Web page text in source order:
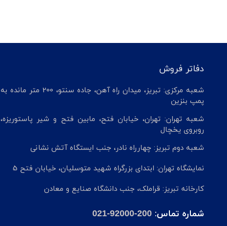
دفاتر فروش
شعبه مرکزی: تبریز، میدان راه آهن، جاده سنتو، 200 متر مانده به
پمپ بنزین
شعبه تهران: تهران، خیابان فتح، مابین فتح و شیر پاستوریزه،
روبروی یخچال
شعبه دوم تبریز: چهارراه نادر، جنب ایستگاه آتش نشانی
نمایشگاه تهران: ابتدای بزرگراه شهید متوسلیان، خیابان فتح 5
کارخانه تبریز: قراملک، جنب دانشگاه صنایع و معادن
شماره تماس: 021-92000-200